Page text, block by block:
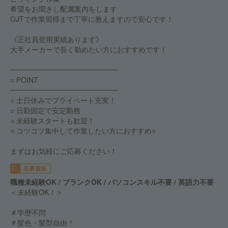
希望をお聞きし配属案内をします
OJTで作業習得まで丁寧に教えますので安心です！
《正社員登用実績あります》
大手メーカーで長く勤めたい方におすすめです！
━━━━━━━━━━━━━━━
○ POINT
━━━━━━━━━━━━━━━
○ 土日休みでプライベート充実！
○ 日勤固定で安定勤務
○ 未経験スタートも歓迎！
○ コツコツ集中して作業したい方におすすめ○
まずはお気軽にご応募ください！
応募資格
職種未経験OK / ブランクOK / パソコンスキル不要 / 英語力不要
＜未経験OK！＞
＃学歴不問
＃髪色・髪型自由！